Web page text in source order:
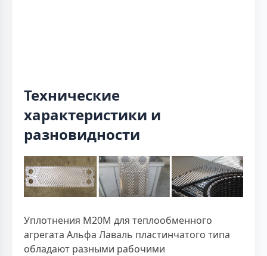
Технические
характеристики и
разновидности
Уплотнения М20М для теплообменного
агрегата Альфа Лаваль пластинчатого типа
обладают разными рабочими